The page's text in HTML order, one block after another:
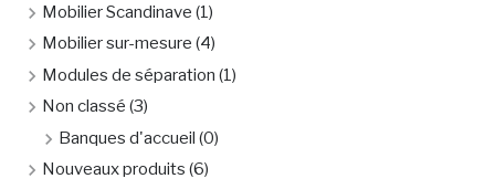
Mobilier Scandinave (1)
Mobilier sur-mesure (4)
Modules de séparation (1)
Non classé (3)
Banques d'accueil (0)
Nouveaux produits (6)